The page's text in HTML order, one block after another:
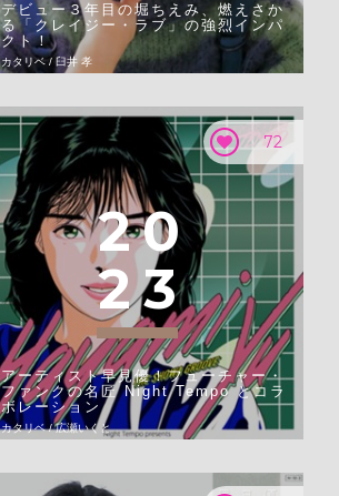
デビュー３年目の堀ちえみ、燃えさか
る「クレイジー・ラブ」の強烈インパ
クト！
カタリベ / 臼井 孝
72
20
23
アーティスト早見優！フューチャー・
ファンクの名匠 Night Tempo とコラ
ボレーション
カタリベ / 広瀬いくと